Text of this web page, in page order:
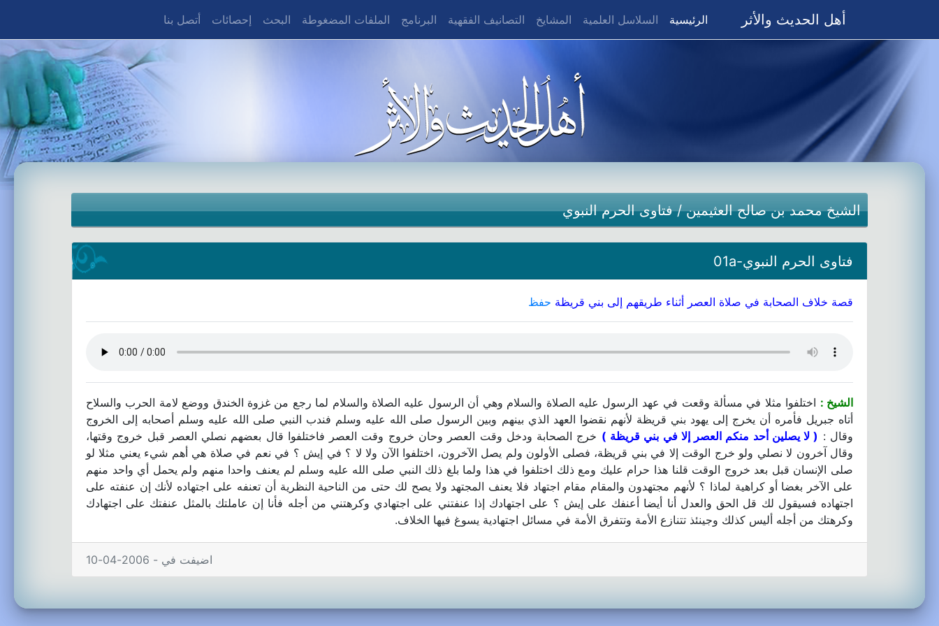
أهل الحديث والأثر الرئيسية السلاسل العلمية المشايخ التصانيف الفقهية البرنامج الملفات المضغوطة البحث إحصائات أتصل بنا
الشيخ محمد بن صالح العثيمين/فتاوى الحرم النبوي
فتاوى الحرم النبوي-01a
قصة خلاف الصحابة في صلاة العصر أثناء طريقهم إلى بني قريظة حفظ
الشيخ : اختلفوا مثلا في مسألة وقعت في عهد الرسول عليه الصلاة والسلام وهي أن الرسول عليه الصلاة والسلام لما رجع من غزوة الخندق ووضع لامة الحرب والسلاح
أتاه جبريل فأمره أن يخرج إلى يهود بني قريظة لأنهم نقضوا العهد الذي بينهم وبين الرسول صلى الله عليه وسلم فندب النبي صلى الله عليه وسلم أصحابه إلى الخروج
وقال : ( لا يصلين أحد منكم العصر إلا في بني قريظة ) خرج الصحابة ودخل وقت العصر وحان خروج وقت العصر فاختلفوا قال بعضهم نصلي العصر قبل خروج وقتها،
وقال آخرون لا نصلي ولو خرج الوقت إلا في بني قريظة، فصلى الأولون ولم يصل الآخرون، اختلفوا الآن ولا لا ؟ في إيش ؟ في نعم في صلاة هي أهم شيء يعني مثلا لو
صلى الإنسان قبل بعد خروج الوقت قلنا هذا حرام عليك ومع ذلك اختلفوا في هذا ولما بلغ ذلك النبي صلى الله عليه وسلم لم يعنف واحدا منهم ولم يحمل أي واحد منهم
على الآخر بغضا أو كراهية لماذا ؟ لأنهم مجتهدون والمقام مقام اجتهاد فلا يعنف المجتهد ولا يصح لك حتى من الناحية النظرية أن تعنفه على اجتهاده لأنك إن عنفته على
اجتهاده فسيقول لك قل الحق والعدل أنا أيضا أعنفك على إيش ؟ على اجتهادك إذا عنفتني على اجتهادي وكرهتني من أجله فأنا إن عاملتك بالمثل عنفتك على اجتهادك
وكرهتك من أجله أليس كذلك وجينئذ تتنازع الأمة وتتفرق الأمة في مسائل اجتهادية يسوغ فيها الخلاف.
اضيفت في - 2006-04-10